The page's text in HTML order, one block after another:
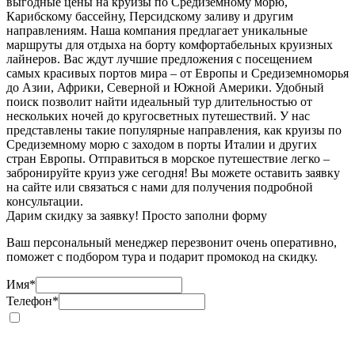
Карибскому бассейну, Персидскому заливу и другим
направлениям. Наша компания предлагает уникальные
маршруты для отдыха на борту комфортабельных круизных
лайнеров. Вас ждут лучшие предложения с посещением
самых красивых портов мира – от Европы и Средиземноморья
до Азии, Африки, Северной и Южной Америки. Удобный
поиск позволит найти идеальный тур длительностью от
нескольких ночей до кругосветных путешествий. У нас
представлены такие популярные направления, как круизы по
Средиземному морю с заходом в порты Италии и других
стран Европы. Отправиться в морское путешествие легко –
забронируйте круиз уже сегодня! Вы можете оставить заявку
на сайте или связаться с нами для получения подробной
консультации.
Дарим скидку за заявку! Просто заполни форму
Ваш персональный менеджер перезвонит очень оперативно,
поможет с подбором тура и подарит промокод на скидку.
Имя*
Телефон*